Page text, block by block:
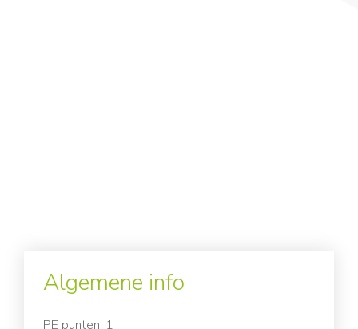
Algemene info
PE punten: 1